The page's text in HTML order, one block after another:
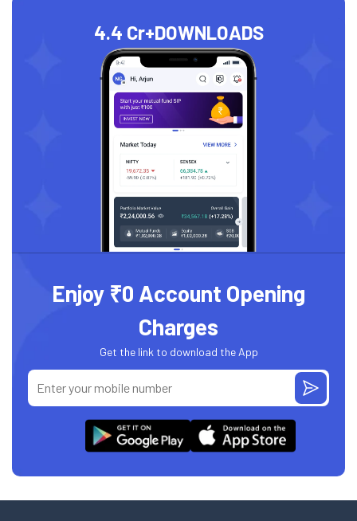
4.4 Cr+DOWNLOADS
Enjoy ₹0 Account Opening
Charges
Get the link to download the App